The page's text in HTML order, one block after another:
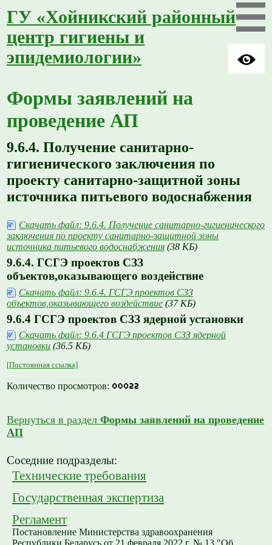
ГУ «Хойникский районный
центр гигиены и
эпидемиологии»
Формы заявлений на
проведение АП
9.6.4. Получение санитарно-
гигиенического заключения по
проекту санитарно-защитной зоны
источника питьевого водоснабжения
Скачать файл: 9.6.4. Получение санитарно-гигиенического
заключения по проекту санитарно-защитной зоны
источника питьевого водоснабжения (38 КБ)
9.6.4. ГСГЭ проектов СЗЗ
объектов,оказывающего воздействие
Скачать файл: 9.6.4. ГСГЭ проектов СЗЗ
объектов,оказывающего воздействие (37 КБ)
9.6.4 ГСГЭ проектов СЗЗ ядерной установки
Скачать файл: 9.6.4 ГСГЭ проектов СЗЗ ядерной
установки (36.5 КБ)
[Постоянная ссылка]
Количество просмотров:
Вернуться в разделФормы заявлений на проведение
АП
Соседние подразделы:
Технические требования
Государственная экспертиза
Регламент
Постановление Министерства здравоохранения
Республики Беларусь от 21 февраля 2022 г. № 13 "Об